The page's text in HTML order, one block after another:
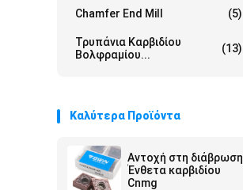
Chamfer End Mill (5)
Τρυπάνια Καρβιδίου
Βολφραμίου...
(13)
Καλύτερα Προϊόντα
Αντοχή στη διάβρωση
Ένθετα καρβιδίου
Cnmg